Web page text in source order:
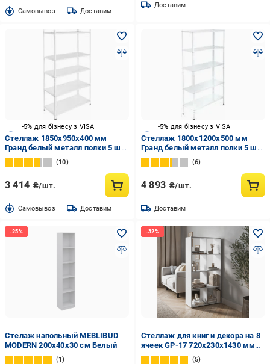
Cамовывоз Доставим
Доставим
-5% для бізнесу з VISA
Стеллаж 1850x950x400 мм
Гранд белый металл полки 5 шт.
крашенный
10
3 414 ₴/шт.
Cамовывоз Доставим
-5% для бізнесу з VISA
Стеллаж 1800x1200x500 мм
Гранд белый металл полки 5 шт.
крашенный
6
4 893 ₴/шт.
Доставим
Стелаж напольный MEBLIBUD
MODERN 200х40х30 см Белый
1
Стеллаж для книг и декора на 8
ячеек GP-17 720х230х1430 мм
Белый
5